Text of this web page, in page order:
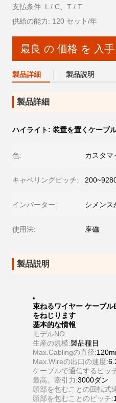
支払条件: L / C、T / T
供給の能力: 120 セット/年
最良 の 価格 を 入手
製品詳細 製品説明
製品詳細
ハイライト: 装置を置くケーブ
色: カスタマ
キャベリングピッチ:
インバーター: シメンス
使用法: 座礁
製品説明
束ねるワイヤー ケーブ
をねじります
基本的な情報
モデルNO:
生産の規模:製品種目
Max.Cablingの直径:
Max.Wireの出口の速度:
ケーブルで通信するピッ
最高。牽引力:3000ダン
頭部を包むことの回転式
頭部を包むことのピッチ: